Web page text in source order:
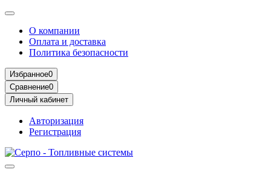
О компании
Оплата и доставка
Политика безопасности
Избранное0
Сравнение0
Личный кабинет
Авторизация
Регистрация